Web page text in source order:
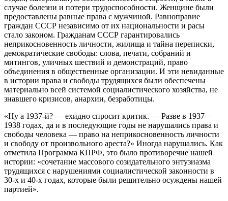
случае болезни и потери трудоспособности. Женщине были
предоставлены равные права с мужчиной. Равноправие
граждан СССР независимо от их национальности и расы
стало законом. Гражданам СССР гарантировались
неприкосновенность личности, жилища и тайна переписки,
демократические свободы: слова, печати, собраний и
митингов, уличных шествий и демонстраций, право
объединения в общественные организации. И эти невиданные
в истории права и свободы трудящихся были обеспечены
материально всей системой социалистического хозяйства, не
знавшего кризисов, анархии, безработицы.
«Ну а 1937-й? — ехидно спросит критик. — Разве в 1937—
1938 годах, да и в последующие годы не нарушались права и
свободы человека — право на неприкосновенность личности
и свободу от произвольного ареста?» Иногда нарушались. Как
отметила Программа КПРФ, это было противоречие нашей
истории: «сочетание массового созидательного энтузиазма
трудящихся с нарушениями социалистической законности в
30-х и 40-х годах, которые были решительно осуждены нашей
партией».